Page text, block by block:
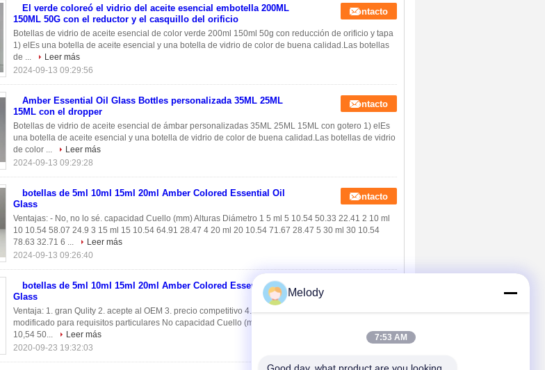
El verde coloreó el vidrio del aceite esencial embotella 200ML
150ML 50G con el reductor y el casquillo del orificio
Contacto
Botellas de vidrio de aceite esencial de color verde 200ml 150ml 50g con reducción de orificio y tapa
1) elEs una botella de aceite esencial y una botella de vidrio de color de buena calidad.Las botellas
de ...
Leer más
2024-09-13 09:29:56
Amber Essential Oil Glass Bottles personalizada 35ML 25ML
15ML con el dropper
Contacto
Botellas de vidrio de aceite esencial de ámbar personalizadas 35ML 25ML 15ML con gotero 1) elEs
una botella de aceite esencial y una botella de vidrio de color de buena calidad.Las botellas de vidrio
de color ...
Leer más
2024-09-13 09:29:28
botellas de 5ml 10ml 15ml 20ml Amber Colored Essential Oil
Glass
Contacto
Ventajas: - No, no lo sé. capacidad Cuello (mm) Alturas Diámetro 1 5 ml 5 10.54 50.33 22.41 2 10 ml
10 10.54 58.07 24.9 3 15 ml 15 10.54 64.91 28.47 4 20 ml 20 10.54 71.67 28.47 5 30 ml 30 10.54
78.63 32.71 6 ...
Leer más
2024-09-13 09:26:40
botellas de 5ml 10ml 15ml 20ml Amber Colored Essential Oil
Glass
Ventaja: 1. gran Qulity 2. acepte al OEM 3. precio competitivo 4. entrega oportuna/servicio sincero 5.
modificado para requisitos particulares No capacidad Cuello (milímetros) Altura Diámetro 1 5ml 5
10,54 50...
Leer más
2020-09-23 19:32:03
Melody
7:53 AM